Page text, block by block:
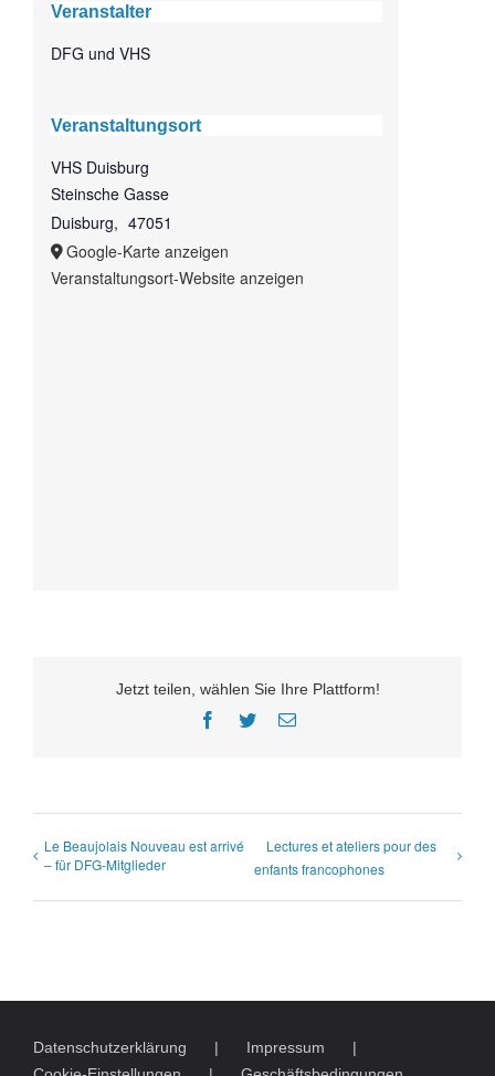
Veranstalter
DFG und VHS
Veranstaltungsort
VHS Duisburg
Steinsche Gasse
Duisburg, 47051
Google-Karte anzeigen
Veranstaltungsort-Website anzeigen
Jetzt teilen, wählen Sie Ihre Plattform!
Facebook
TwitterE-
Le Beaujolais Nouveau est arrivé
– für DFG-Mitglieder
Lectures et ateliers pour des
enfants francophones
Datenschutzerklärung
Impressum